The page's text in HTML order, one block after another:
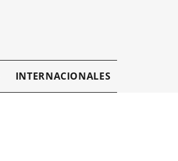
INTERNACIONALES